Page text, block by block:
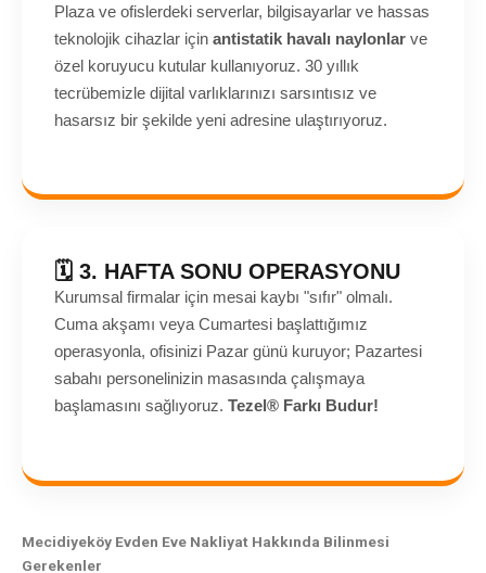
Plaza ve ofislerdeki serverlar, bilgisayarlar ve hassas
teknolojik cihazlar için antistatik havalı naylonlar ve
özel koruyucu kutular kullanıyoruz. 30 yıllık
tecrübemizle dijital varlıklarınızı sarsıntısız ve
hasarsız bir şekilde yeni adresine ulaştırıyoruz.
🗓️ 3. HAFTA SONU OPERASYONU
Kurumsal firmalar için mesai kaybı "sıfır" olmalı.
Cuma akşamı veya Cumartesi başlattığımız
operasyonla, ofisinizi Pazar günü kuruyor; Pazartesi
sabahı personelinizin masasında çalışmaya
başlamasını sağlıyoruz. Tezel® Farkı Budur!
Mecidiyeköy Evden Eve Nakliyat Hakkında Bilinmesi
Gerekenler